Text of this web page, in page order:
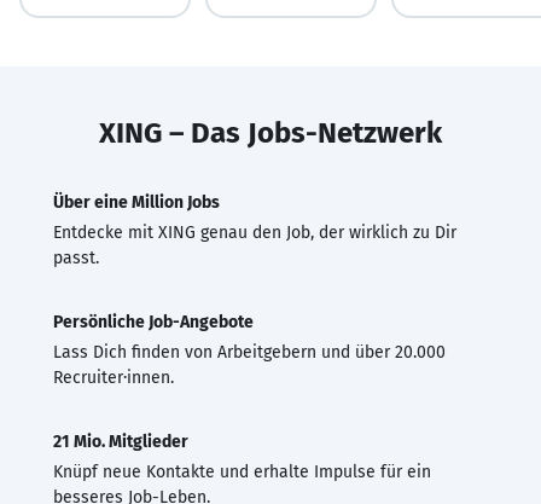
XING – Das Jobs-Netzwerk
Über eine Million Jobs
Entdecke mit XING genau den Job, der wirklich zu Dir
passt.
Persönliche Job-Angebote
Lass Dich finden von Arbeitgebern und über 20.000
Recruiter·innen.
21 Mio. Mitglieder
Knüpf neue Kontakte und erhalte Impulse für ein
besseres Job-Leben.